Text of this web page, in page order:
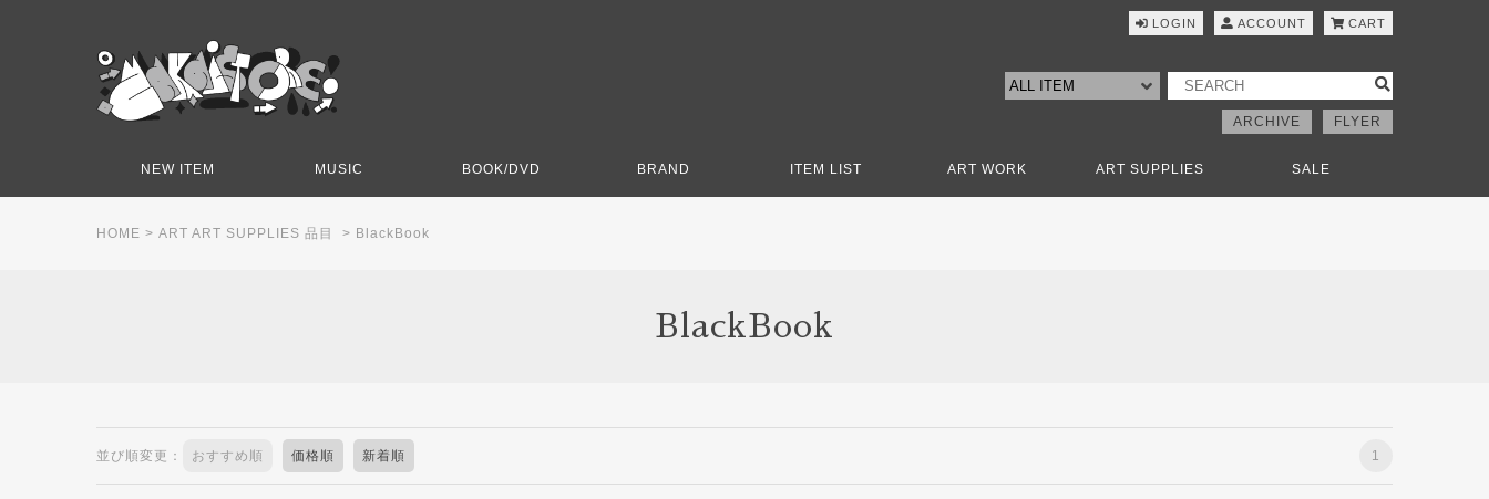
LOGIN ACCOUNT CART
ARCHIVE FLYER
NEW ITEM MUSIC BOOK/DVD BRAND ITEM LIST ART WORK ART SUPPLIES SALE
HOME > ART ART SUPPLIES 品目 > BlackBook
BlackBook
並び順変更： おすすめ順 価格順 新着順 1